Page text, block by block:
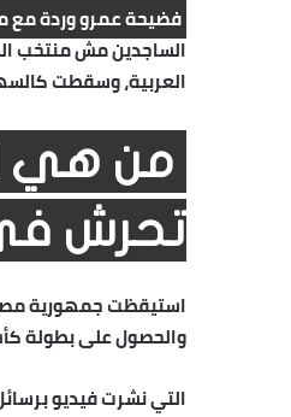
فضيحة عمرو وردة مع
الساجدين مش منتخب
العربية، وسقطت
من هي
تحرش
استيقظت جمهورية مصر
والحصول على بطولة كأس الشعوب
التي نشرت فيديو